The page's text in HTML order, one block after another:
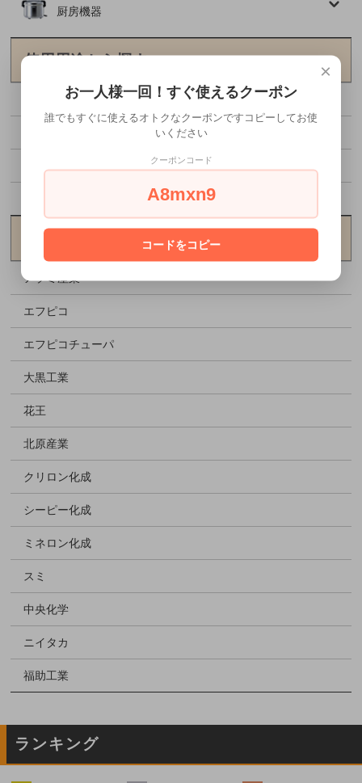
厨房機器
使用用途から探す
野外イベント
格安資材特集
メーカーから探す
アヅミ産業
エフピコ
エフピコチューパ
大黒工業
花王
北原産業
クリロン化成
シーピー化成
ミネロン化成
スミ
中央化学
ニイタカ
福助工業
ランキング
×
お一人様一回！すぐ使えるクーポン
誰でもすぐに使えるオトクなクーポンですコピーしてお使
いください
クーポンコード
A8mxn9
コードをコピー